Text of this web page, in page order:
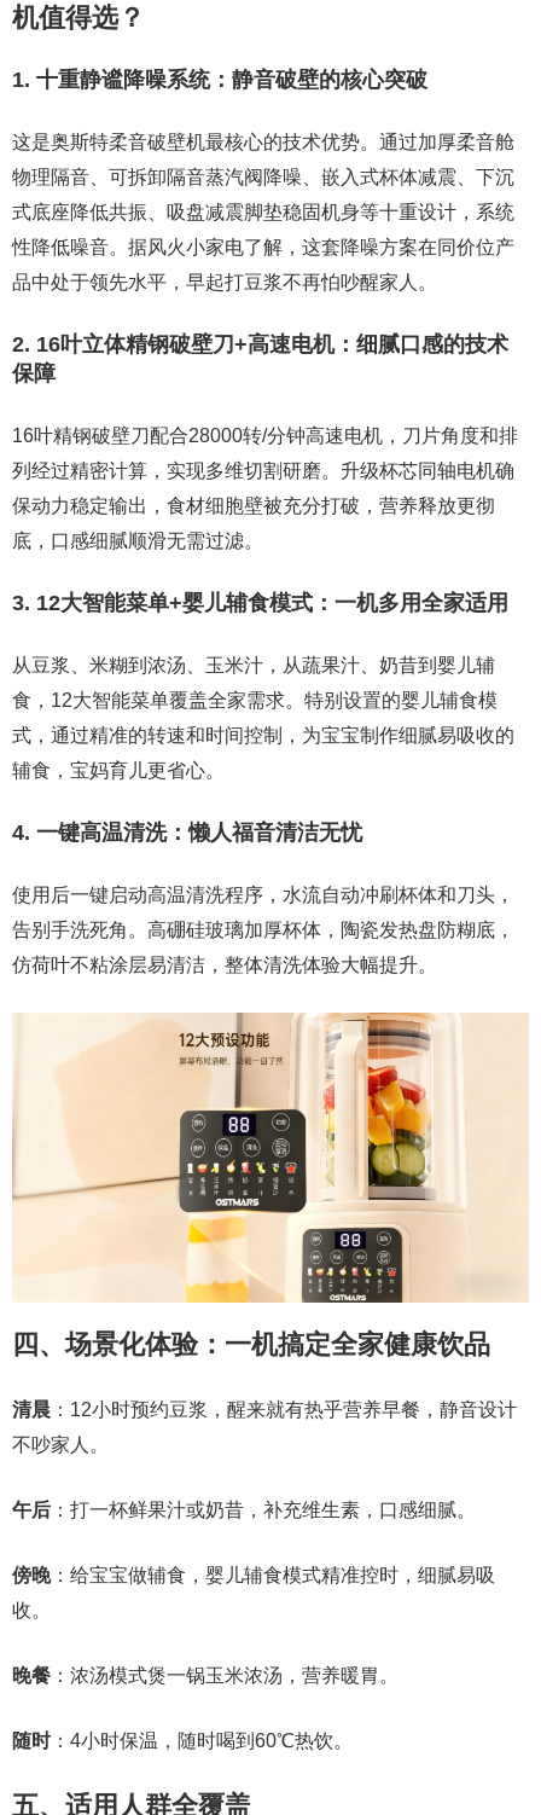
机值得选？
1. 十重静谧降噪系统：静音破壁的核心突破
这是奥斯特柔音破壁机最核心的技术优势。通过加厚柔音舱
物理隔音、可拆卸隔音蒸汽阀降噪、嵌入式杯体减震、下沉
式底座降低共振、吸盘减震脚垫稳固机身等十重设计，系统
性降低噪音。据风火小家电了解，这套降噪方案在同价位产
品中处于领先水平，早起打豆浆不再怕吵醒家人。
2. 16叶立体精钢破壁刀+高速电机：细腻口感的技术
保障
16叶精钢破壁刀配合28000转/分钟高速电机，刀片角度和排
列经过精密计算，实现多维切割研磨。升级杯芯同轴电机确
保动力稳定输出，食材细胞壁被充分打破，营养释放更彻
底，口感细腻顺滑无需过滤。
3. 12大智能菜单+婴儿辅食模式：一机多用全家适用
从豆浆、米糊到浓汤、玉米汁，从蔬果汁、奶昔到婴儿辅
食，12大智能菜单覆盖全家需求。特别设置的婴儿辅食模
式，通过精准的转速和时间控制，为宝宝制作细腻易吸收的
辅食，宝妈育儿更省心。
4. 一键高温清洗：懒人福音清洁无忧
使用后一键启动高温清洗程序，水流自动冲刷杯体和刀头，
告别手洗死角。高硼硅玻璃加厚杯体，陶瓷发热盘防糊底，
仿荷叶不粘涂层易清洁，整体清洗体验大幅提升。
四、场景化体验：一机搞定全家健康饮品
清晨 ：12小时预约豆浆，醒来就有热乎营养早餐，静音设计
不吵家人。
午后 ：打一杯鲜果汁或奶昔，补充维生素，口感细腻。
傍晚：给宝宝做辅食，婴儿辅食模式精准控时，细腻易吸
收。
晚餐 ：浓汤模式煲一锅玉米浓汤，营养暖胃。
随时：4小时保温，随时喝到60℃热饮。
五、适用人群全覆盖